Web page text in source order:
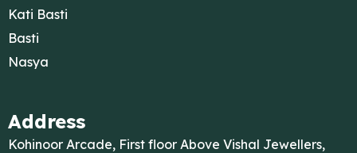
Kati Basti
Basti
Nasya
Address
Kohinoor Arcade, First floor Above Vishal Jewellers,